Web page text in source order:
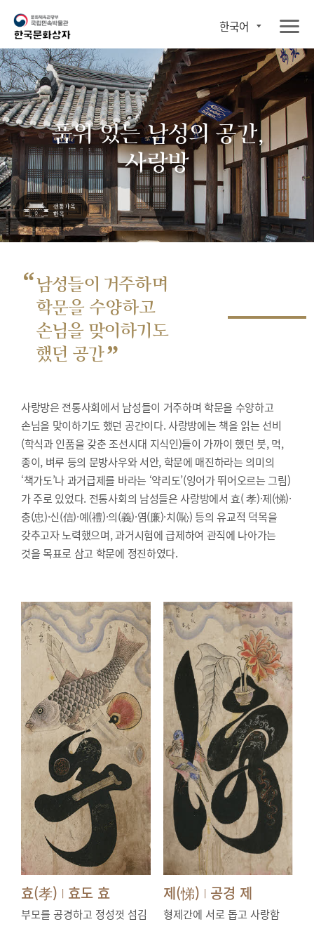
한국어
품위 있는 남성의 공간,
사랑방
“남성들이 거주하며
학문을 수양하고
손님을 맞이하기도
했던 공간”
사랑방은 전통사회에서 남성들이 거주하며 학문을 수양하고
손님을 맞이하기도 했던 공간이다. 사랑방에는 책을 읽는 선비
(학식과 인품을 갖춘 조선시대 지식인)들이 가까이 했던 붓, 먹,
종이, 벼루 등의 문방사우와 서안, 학문에 매진하라는 의미의
‘책가도’나 과거급제를 바라는 ‘약리도’(잉어가 뛰어오르는 그림)
가 주로 있었다. 전통사회의 남성들은 사랑방에서 효( 孝)·제(悌)·
충(忠)·신(信)·예(禮)·의(義)·염(廉)·치(恥) 등의 유교적 덕목을
갖추고자 노력했으며, 과거시험에 급제하여 관직에 나아가는
것을 목표로 삼고 학문에 정진하였다.
효(孝) | 효도 효
부모를 공경하고 정성껏 섬김
제(悌) | 공경 제
형제간에 서로 돕고 사랑함